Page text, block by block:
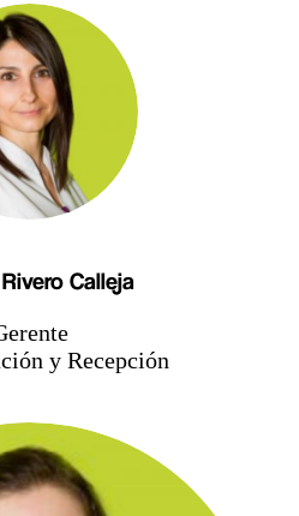
Calleja
y Recepción